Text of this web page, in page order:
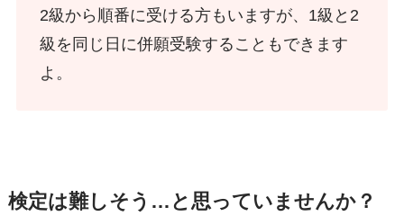
2級から順番に受ける方もいますが、1級と2
級を同じ日に併願受験することもできます
よ。
検定は難しそう…と思っていませんか？